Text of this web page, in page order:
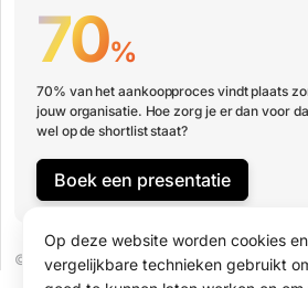
70%
70% van het aankoopproces vindt plaats
jouw organisatie. Hoe zorg je er dan voor
wel op de shortlist staat?
Boek een presentatie
© 2026 Merkelijkheid B.V.
Op deze website worden cookies en
vergelijkbare technieken gebruikt